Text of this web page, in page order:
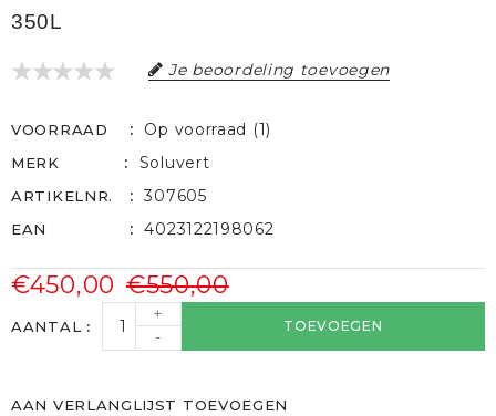
350L
Je beoordeling toevoegen
VOORRAAD Op voorraad (1)
MERK Soluvert
ARTIKELNR. 307605
EAN 4023122198062
€550,00
€450,00
AANTAL
+
-
TOEVOEGEN
AAN VERLANGLIJST TOEVOEGEN